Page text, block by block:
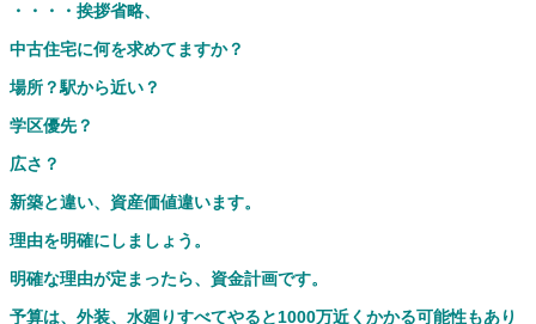
・・・・挨拶省略、
中古住宅に何を求めてますか？
場所？駅から近い？
学区優先？
広さ？
新築と違い、資産価値違います。
理由を明確にしましょう。
明確な理由が定まったら、資金計画です。
予算は、外装、水廻りすべてやると1000万近くかかる可能性もあり